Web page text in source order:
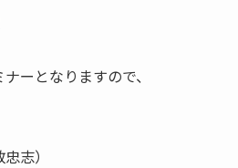
ーとなりますので、
志）